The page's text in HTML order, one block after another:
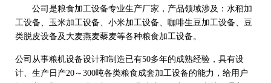
公司是粮食加工设备专业生产厂家，产品领域涉及：水稻加
工设备、玉米加工设备、小米加工设备、咖啡生豆加工设备、豆
类脱皮设备及大麦燕麦藜麦等各种粮食加工设备。
公司从事粮机设备设计和制造已有50多年的成熟经验，具有设
计、生产日产20～300吨各类粮食成套加工设备的能力，给用户